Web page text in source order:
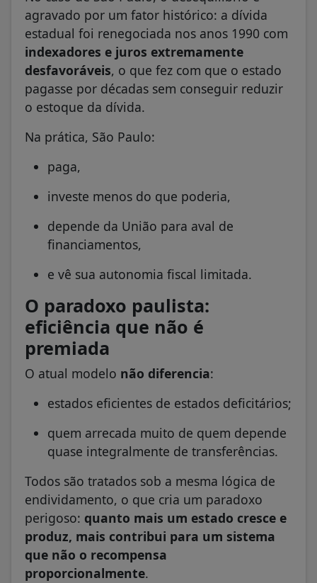
agravado por um fator histórico: a dívida
estadual foi renegociada nos anos 1990 com
indexadores e juros extremamente
desfavoráveis, o que fez com que o estado
pagasse por décadas sem conseguir reduzir
o estoque da dívida.
Na prática, São Paulo:
paga,
investe menos do que poderia,
depende da União para aval de
financiamentos,
e vê sua autonomia fiscal limitada.
O paradoxo paulista:
eficiência que não é
premiada
O atual modelo não diferencia:
estados eficientes de estados deficitários;
quem arrecada muito de quem depende
quase integralmente de transferências.
Todos são tratados sob a mesma lógica de
endividamento, o que cria um paradoxo
perigoso: quanto mais um estado cresce e
produz, mais contribui para um sistema
que não o recompensa
proporcionalmente.